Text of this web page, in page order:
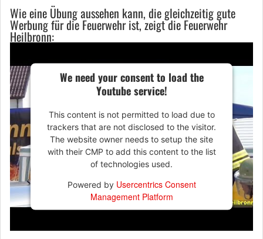
Wie eine Übung aussehen kann, die gleichzeitig gute
Werbung für die Feuerwehr ist, zeigt die Feuerwehr
Heilbronn:
We need your consent to load the
Youtube service!
This content is not permitted to load due to
trackers that are not disclosed to the visitor.
The website owner needs to setup the site
with their CMP to add this content to the list
of technologies used.
Powered by Usercentrics Consent
Management Platform